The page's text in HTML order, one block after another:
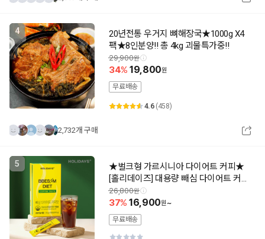
4
20년전통 우거지 뼈해장국★1000g X4
팩★8인분양!! 총 4kg 괴물특가중!!
29,900
34 19,800
무료배송
4.6 (458)
2,732개 구매
5
★벌크형 가르시니아 다이어트 커피★
[홀리데이즈] 대용량 빼심 다이어트 커피
맛 100포/200포/300포 신제품 출시 최
저특가
26,800
37 16,900
~
무료배송